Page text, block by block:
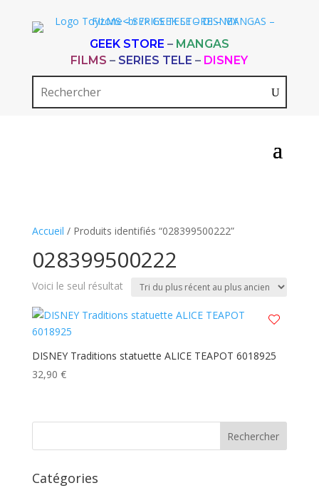
GEEK STORE – MANGAS
FILMS – SERIES TELE – DISNEY
Accueil / Produits identifiés “028399500222”
028399500222
Voici le seul résultat
DISNEY Traditions statuette ALICE TEAPOT 6018925
32,90 €
Catégories